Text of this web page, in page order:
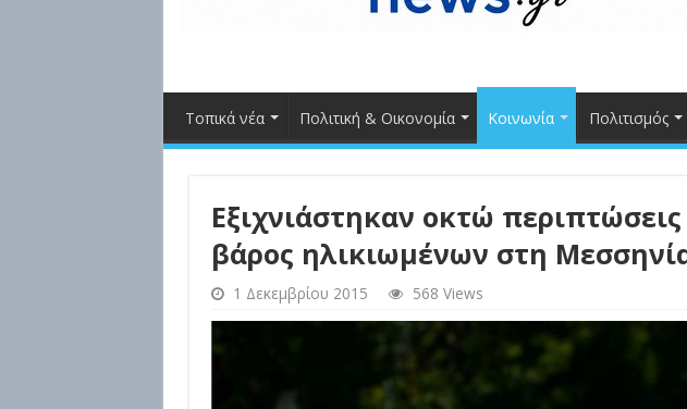
Τοπικά νέα Πολιτική & Οικονομία Κοινωνία Πολιτισμός
Εξιχνιάστηκαν οκτώ
βάρος ηλικιωμένων στη
1 Δεκεμβρίου 2015 568 Views